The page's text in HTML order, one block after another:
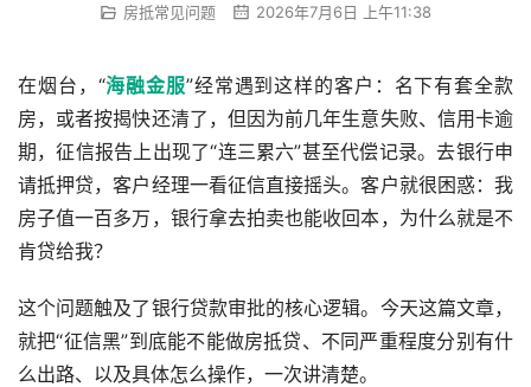
房抵常见问题 2026年7月6日 上午11:38
在烟台，“海融金服”经常遇到这样的客户：名下有套全款
房，或者按揭快还清了，但因为前几年生意失败、信用卡逾
期，征信报告上出现了“连三累六”甚至代偿记录。去银行申
请抵押贷，客户经理一看征信直接摇头。客户就很困惑：我
房子值一百多万，银行拿去拍卖也能收回本，为什么就是不
肯贷给我？
这个问题触及了银行贷款审批的核心逻辑。今天这篇文章，
就把“征信黑”到底能不能做房抵贷、不同严重程度分别有什
么出路、以及具体怎么操作，一次讲清楚。